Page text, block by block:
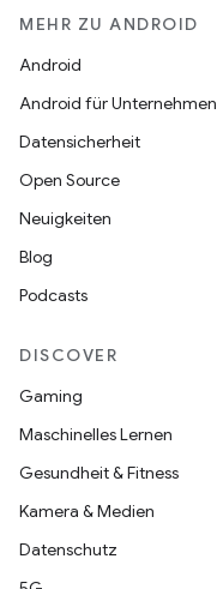
MEHR ZU ANDROID
Android
Android für Unternehmen
Datensicherheit
Open Source
Neuigkeiten
Blog
Podcasts
DISCOVER
Gaming
Maschinelles Lernen
Gesundheit & Fitness
Kamera & Medien
Datenschutz